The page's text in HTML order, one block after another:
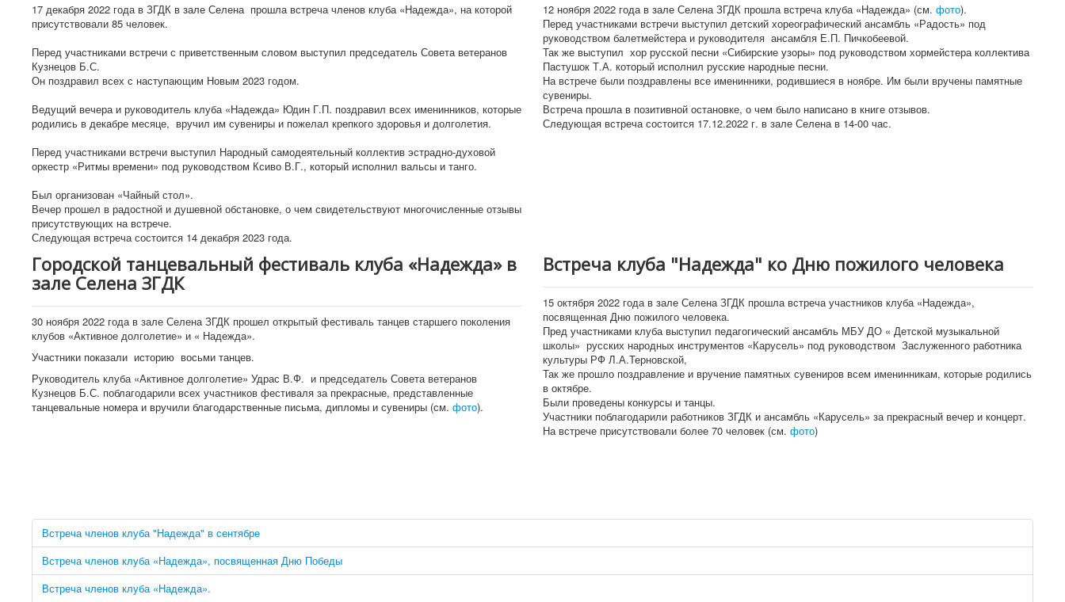
17 декабря 2022 года в ЗГДК в зале Селена прошла встреча членов клуба «Надежда», на которой
присутствовали 85 человек.
Перед участниками встречи с приветственным словом выступил председатель Совета ветеранов
Кузнецов Б.С.
Он поздравил всех с наступающим Новым 2023 годом.
Ведущий вечера и руководитель клуба «Надежда» Юдин Г.П. поздравил всех именинников, которые
родились в декабре месяце, вручил им сувениры и пожелал крепкого здоровья и долголетия.
Перед участниками встречи выступил Народный самодеятельный коллектив эстрадно-духовой
оркестр «Ритмы времени» под руководством Ксиво В.Г., который исполнил вальсы и танго.
Был организован «Чайный стол».
Вечер прошел в радостной и душевной обстановке, о чем свидетельствуют многочисленные отзывы
присутствующих на встрече.
Следующая встреча состоится 14 декабря 2023 года.
12 ноября 2022 года в зале Селена ЗГДК прошла встреча клуба «Надежда» (см.фото).
Перед участниками встречи выступил детский хореографический ансамбль «Радость» под
руководством балетмейстера и руководителя ансамбля Е.П. Пичкобеевой.
Так же выступил хор русской песни «Сибирские узоры» под руководством хормейстера коллектива
Пастушок Т.А. который исполнил русские народные песни.
На встрече были поздравлены все именинники, родившиеся в ноябре. Им были вручены памятные
сувениры.
Встреча прошла в позитивной остановке, о чем было написано в книге отзывов.
Следующая встреча состоится 17.12.2022 г. в зале Селена в 14-00 час.
Городской танцевальный фестиваль клуба «Надежда» в
зале Селена ЗГДК
30 ноября 2022 года в зале Селена ЗГДК прошел открытый фестиваль танцев старшего поколения
клубов «Активное долголетие» и « Надежда».
Участники показали историю восьми танцев.
Руководитель клуба «Активное долголетие» Удрас В.Ф. и председатель Совета ветеранов
Кузнецов Б.С. поблагодарили всех участников фестиваля за прекрасные, представленные
танцевальные номера и вручили благодарственные письма, дипломы и сувениры (см. фото).
Встреча клуба "Надежда" ко Дню пожилого человека
15 октября 2022 года в зале Селена ЗГДК прошла встреча участников клуба «Надежда»,
посвященная Дню пожилого человека.
Пред участниками клуба выступил педагогический ансамбль МБУ ДО « Детской музыкальной
школы» русских народных инструментов «Карусель» под руководством Заслуженного работника
культуры РФ Л.А.Терновской,
Так же прошло поздравление и вручение памятных сувениров всем именинникам, которые родились
в октябре.
Были проведены конкурсы и танцы.
Участники поблагодарили работников ЗГДК и ансамбль «Карусель» за прекрасный вечер и концерт.
На встрече присутствовали более 70 человек (см.фото)
Встреча членов клуба "Надежда" в сентябре
Встреча членов клуба «Надежда», посвященная Дню Победы
Встреча членов клуба «Надежда».